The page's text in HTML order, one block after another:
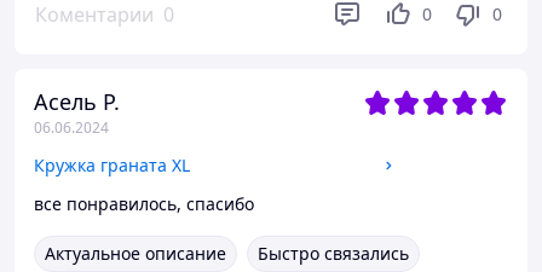
Коментарии 0 0 0
Асель Р.
06.06.2024
Кружка граната XL
все понравилось, спасибо
Актуальное описание
Быстро связались